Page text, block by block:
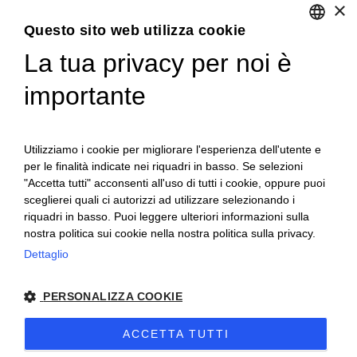
Ceretto Aziende Vitivinicole S.r.l. | Strada
Cassiano, 34 | 12051 Alba (CN) | Tel.
+39.0173.282582 |ceretto@ceretto.com
Visite: Tel. +39 0173 268033 |
×
Questo sito web utilizza cookie
La tua privacy per noi è
importante
Utilizziamo i cookie per migliorare l'esperienza dell'utente e
per le finalità indicate nei riquadri in basso. Se selezioni
"Accetta tutti" acconsenti all'uso di tutti i cookie, oppure puoi
sceglierei quali ci autorizzi ad utilizzare selezionando i
riquadri in basso. Puoi leggere ulteriori informazioni sulla
nostra politica sui cookie nella nostra politica sulla privacy.
Dettaglio
PERSONALIZZA COOKIE
ACCETTA TUTTI